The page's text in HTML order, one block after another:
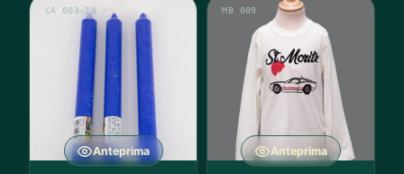
Anteprima
CA 003-18
Anteprima
MB 009